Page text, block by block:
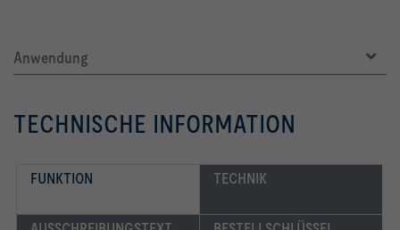
Anwendung
TECHNISCHE INFORMATION
FUNKTION TECHNIK